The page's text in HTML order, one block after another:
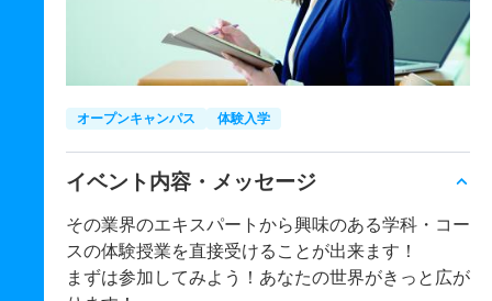
オープンキャンパス 体験入学
イベント内容・メッセージ
その業界のエキスパートから興味のある学科・コー
スの体験授業を直接受けることが出来ます！
まずは参加してみよう！あなたの世界がきっと広が